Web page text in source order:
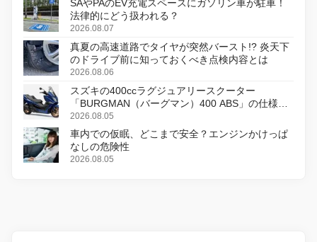
SAやPAのEV充電スペースにガソリン車が駐車！
法律的にどう扱われる？
2026.08.07
真夏の高速道路でタイヤが突然バースト!? 炎天下
のドライブ前に知っておくべき点検内容とは
2026.08.06
スズキの400ccラグジュアリースクーター
「BURGMAN（バーグマン）400 ABS」の仕様を
変更し、8月18日に発売
2026.08.05
車内での仮眠、どこまで安全？エンジンかけっぱ
なしの危険性
2026.08.05